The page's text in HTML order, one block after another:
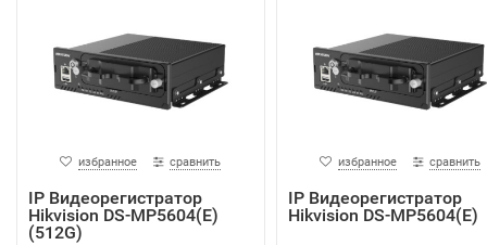
избранное сравнить
IP Видеорегистратор
Hikvision DS-MP5604(E)
(512G)
избранное сравнить
IP Видеорегистратор
Hikvision DS-MP5604(E)